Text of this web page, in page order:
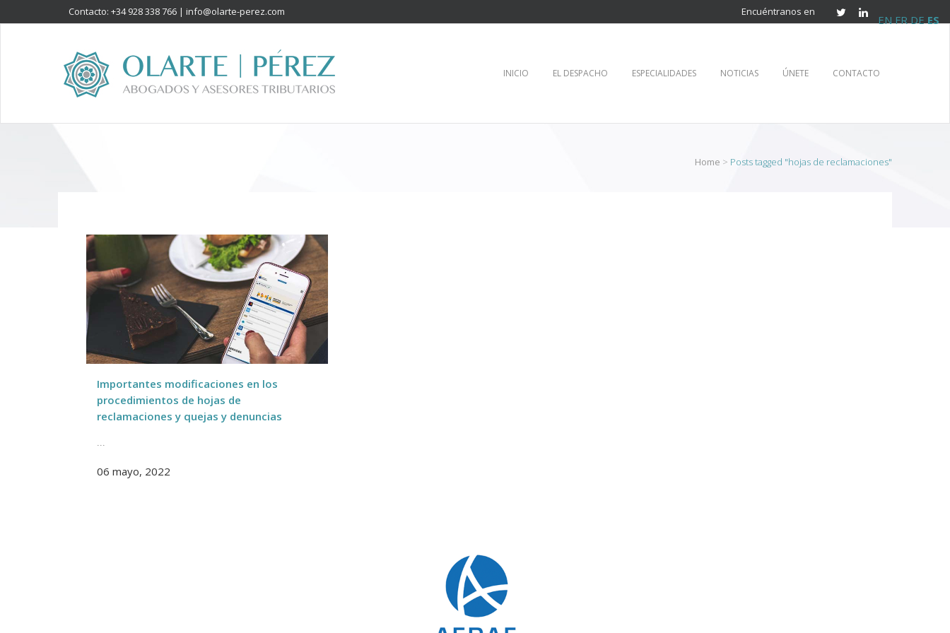
Contacto: +34 928 338 766 | info@olarte-perez.com Encuéntranos en
INICIO EL DESPACHO ESPECIALIDADES NOTICIAS ÚNETE CONTACTO
Home > Posts tagged "hojas de reclamaciones"
Importantes modificaciones en los
procedimientos de hojas de
reclamaciones y quejas y denuncias
...
06 mayo, 2022
EN FR DE ES